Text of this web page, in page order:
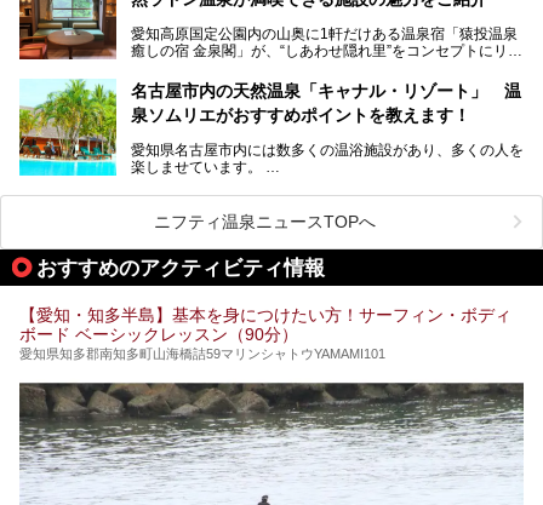
さっそく取材してきました！
愛知高原国定公園内の山奥に1軒だけある温泉宿「猿投温泉
癒しの宿 金泉閣」が、“しあわせ隠れ里”をコンセプトにリニ
天然ラドン温泉が堪能できるお風呂や、新設・改装された客
室、地元の食材と温泉水で作られたお料理……。
ご紹介します。
名古屋市内の天然温泉「キャナル・リゾート」 温
泉ソムリエがおすすめポイントを教えます！
愛知県名古屋市内には数多くの温浴施設があり、多くの人を
楽しませています。
ムリエの目線で紹介していきます！
名古屋市内にはスーパー銭湯や日帰り温泉が多く、「どこに
行こうかな？」と悩んでしまう方も多いと思います。
ぜひこの記事を参考にして「キャナル・リゾート」に出かけ
てみるのはいかがでしょうか？
ニフティ温泉ニュースTOPへ
おすすめのアクティビティ情報
【愛知・知多半島】基本を身につけたい方！サーフィン・ボディ
ボード ベーシックレッスン（90分）
愛知県知多郡南知多町山海橋詰59マリンシャトウYAMAMI101